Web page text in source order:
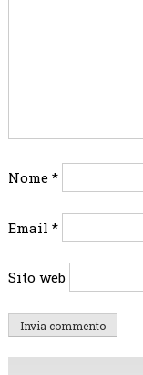
Nome *
Email *
Sito web